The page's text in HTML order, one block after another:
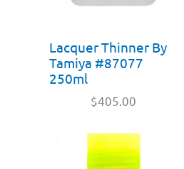
Lacquer Thinner By
Tamiya #87077
250ml
$405.00